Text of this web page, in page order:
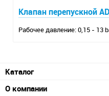
Клапан перепускной
Рабочее давление: 0,15 - 13
Каталог
О компании